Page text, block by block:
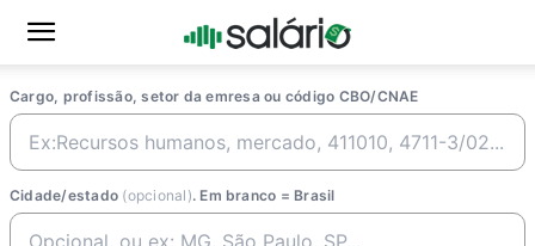
Cargo, profissão, setor da emresa ou código CBO/CNAE
Cidade/estado (opcional). Em branco = Brasil